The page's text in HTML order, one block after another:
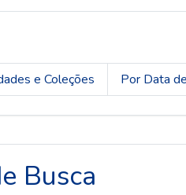
e Coleções Por Data
Busca